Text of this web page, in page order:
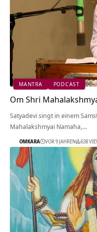
MANTRA PODCAST
Om Shri
Satyadevi singt in einem
Mahalakshmyai Namaha,…
OMKARA VOR 9 JAHREN 638